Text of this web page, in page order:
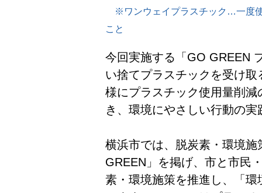
※ワンウェイプラスチック…一度
こと
今回実施する「GO GREEN
い捨てプラスチックを受け
様にプラスチック使用量削
き、環境にやさしい行動の
横浜市では、脱炭素・環境
GREEN」を掲げ、市と市民
素・環境施策を推進し、「